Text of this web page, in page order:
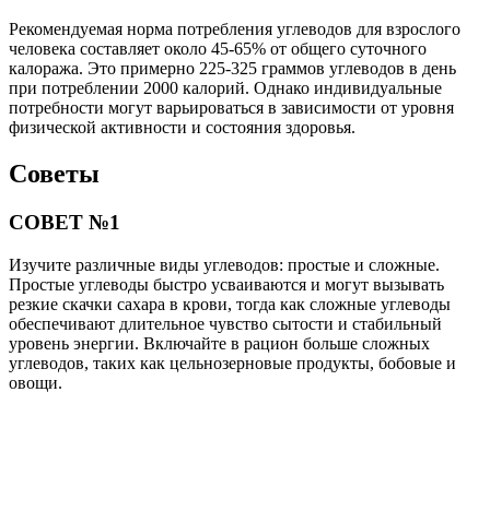
Рекомендуемая норма потребления углеводов для взрослого
человека составляет около 45-65% от общего суточного
калоража. Это примерно 225-325 граммов углеводов в день
при потреблении 2000 калорий. Однако индивидуальные
потребности могут варьироваться в зависимости от уровня
физической активности и состояния здоровья.
Советы
СОВЕТ №1
Изучите различные виды углеводов: простые и сложные.
Простые углеводы быстро усваиваются и могут вызывать
резкие скачки сахара в крови, тогда как сложные углеводы
обеспечивают длительное чувство сытости и стабильный
уровень энергии. Включайте в рацион больше сложных
углеводов, таких как цельнозерновые продукты, бобовые и
овощи.